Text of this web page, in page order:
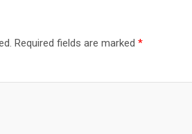
Required fields are marked *